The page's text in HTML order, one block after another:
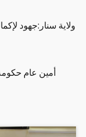
ولاية سنار:جهود
أمين عام